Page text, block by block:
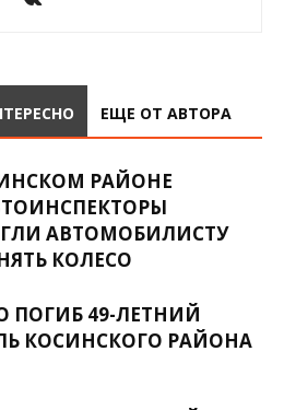
ЕЩЕ ОТ АВТОРА
РАЙОНЕ
АВТОМОБИЛИСТУ
КОЛЕСО
ПОГИБ 49-ЛЕТНИЙ
КОСИНСКОГО РАЙОНА